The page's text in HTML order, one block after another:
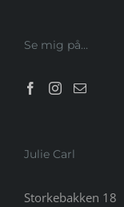
Se mig på…
Julie Carl
Storkebakken 18